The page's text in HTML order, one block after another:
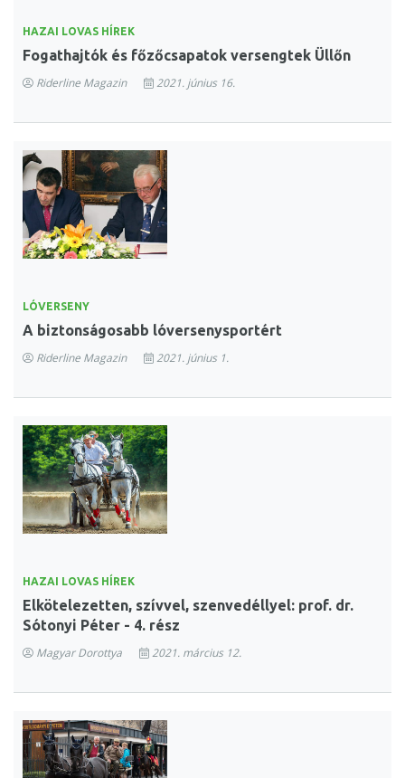
HAZAI LOVAS HÍREK
Fogathajtók és főzőcsapatok versengtek Üllőn
Riderline Magazin 2021. június 16.
LÓVERSENY
A biztonságosabb lóversenysportért
Riderline Magazin 2021. június 1.
HAZAI LOVAS HÍREK
Elkötelezetten, szívvel, szenvedéllyel: prof. dr.
Sótonyi Péter - 4. rész
Magyar Dorottya 2021. március 12.